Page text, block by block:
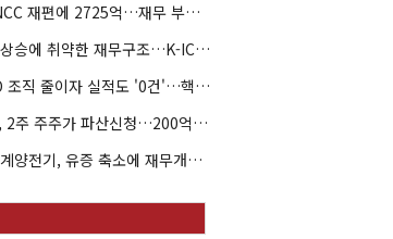
한화솔루션, 여천NCC 재편에 2725억…재무 부담 커지나
NH농협생명, 금리상승에 취약한 재무구조…K-ICS 변동성 '주의보'
신한투자증권, IPO 조직 줄이자 실적도 '0건'…핵심 인력까지 이탈
해성에어로보틱스, 2주 주주가 파산신청…200억 CB 분쟁 확산
'부채비율 955%' 계양전기, 유증 축소에 재무개선 효과 '뚝'